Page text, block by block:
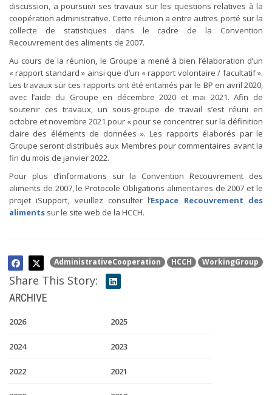
discussion, a poursuivi ses travaux sur les questions relatives à la
coopération administrative. Cette réunion a entre autres porté sur la
collecte de statistiques dans le cadre de la Convention
Recouvrement des aliments de 2007.
Au cours de la réunion, le Groupe a mené à bien l’élaboration d’un
« rapport standard » ainsi que d’un « rapport volontaire / facultatif ».
Les travaux sur ces rapports ont été entamés par le BP en avril 2020,
avec l’aide du Groupe en décembre 2020 et mai 2021. Afin de
soutenir ces travaux, un sous-groupe de travail s’est réuni en
octobre et novembre 2021 pour « pour se concentrer sur la définition
claire des éléments de données ». Les rapports élaborés par le
Groupe seront distribués aux Membres pour commentaires avant la
fin du mois de janvier 2022.
Pour plus d’informations sur la Convention Recouvrement des
aliments de 2007, le Protocole Obligations alimentaires de 2007 et le
projet iSupport, veuillez consulter l’Espace Recouvrement des
aliments sur le site web de la HCCH.
AdministrativeCooperation HCCH WorkingGroup
Share This Story:
ARCHIVE
2026 2025
2024 2023
2022 2021